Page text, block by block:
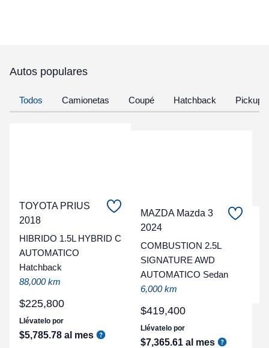
Autos populares
Todos Camionetas Coupé Hatchback Pickup
TOYOTA PRIUS
2018
HIBRIDO 1.5L HYBRID C
AUTOMATICO
Hatchback
88,000 km
$225,800
Llévatelo por
$5,785.78 al mes
MAZDA Mazda 3
2024
COMBUSTION 2.5L
SIGNATURE AWD
AUTOMATICO Sedan
6,000 km
$419,400
Llévatelo por
$7,365.61 al mes